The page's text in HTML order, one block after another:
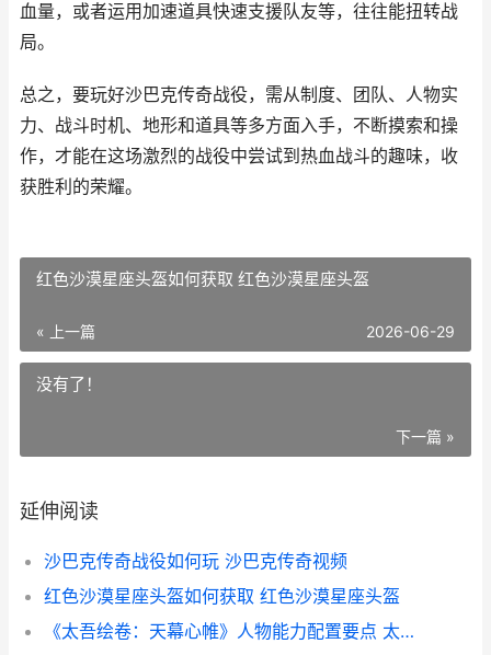
血量，或者运用加速道具快速支援队友等，往往能扭转战
局。
总之，要玩好沙巴克传奇战役，需从制度、团队、人物实
力、战斗时机、地形和道具等多方面入手，不断摸索和操
作，才能在这场激烈的战役中尝试到热血战斗的趣味，收
获胜利的荣耀。
红色沙漠星座头盔如何获取 红色沙漠星座头盔
« 上一篇 2026-06-29
没有了！
下一篇 »
延伸阅读
沙巴克传奇战役如何玩 沙巴克传奇视频
红色沙漠星座头盔如何获取 红色沙漠星座头盔
《太吾绘卷：天幕心帷》人物能力配置要点 太吾绘卷天幕心帷手机版